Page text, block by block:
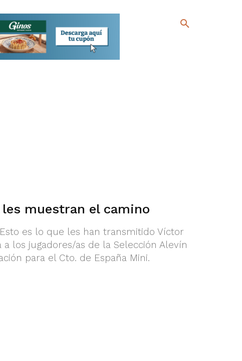
muestran el camino
es lo que les han transmitido Víctor
a los jugadores/as de la Selección Alevín
para el Cto. de España Mini.